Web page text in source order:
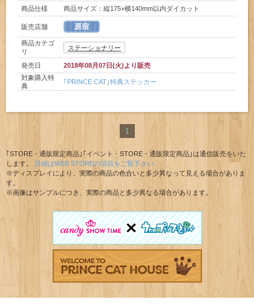
商品仕様 商品サイズ：縦175×横140mm以内ダイカット
販売店舗 原宿
商品カテゴ
リ
ステーショナリー
発売日
2018年08月07日(火)より販売
対象購入特
典
｢PRINCE CAT｣特典ステッカー
1
｢STORE・通販限定商品｣｢イベント・STORE・通販限定商品｣は通信販売をいた
します。 詳細はWEB STOREの項目をご覧下さい。
※ディスプレイにより、実際の商品の色合いと多少異なって見える場合がありま
す。
※画像はサンプルにつき、実際の商品と多少異なる場合があります。